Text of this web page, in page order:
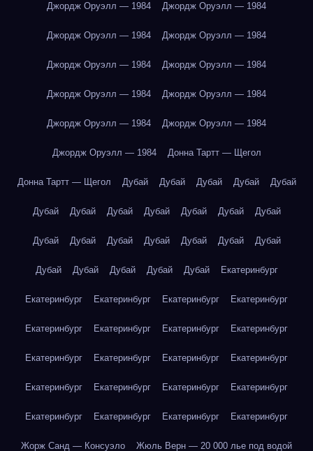
Джордж Оруэлл — 1984 Джордж Оруэлл — 1984
Джордж Оруэлл — 1984 Джордж Оруэлл — 1984
Джордж Оруэлл — 1984 Джордж Оруэлл — 1984
Джордж Оруэлл — 1984 Джордж Оруэлл — 1984
Джордж Оруэлл — 1984 Джордж Оруэлл — 1984
Джордж Оруэлл — 1984 Донна Тартт — Щегол
Донна Тартт — Щегол Дубай Дубай Дубай Дубай Дубай
Дубай Дубай Дубай Дубай Дубай Дубай Дубай
Дубай Дубай Дубай Дубай Дубай Дубай Дубай
Дубай Дубай Дубай Дубай Дубай Екатеринбург
Екатеринбург Екатеринбург Екатеринбург Екатеринбург
Екатеринбург Екатеринбург Екатеринбург Екатеринбург
Екатеринбург Екатеринбург Екатеринбург Екатеринбург
Екатеринбург Екатеринбург Екатеринбург Екатеринбург
Екатеринбург Екатеринбург Екатеринбург Екатеринбург
Жорж Санд — Консуэло Жюль Верн — 20 000 лье под водой